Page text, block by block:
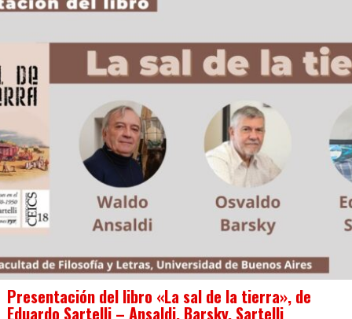
Presentación del libro «La sal de la tierra», de
Eduardo Sartelli – Ansaldi, Barsky, Sartelli